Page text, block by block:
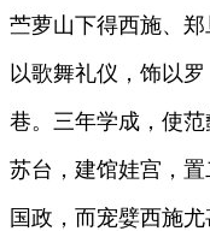
苎萝山下得西施、
以歌舞礼仪，饰以
巷。三年学成，使
苏台，建馆娃宫，
国政，而宠嬖西施